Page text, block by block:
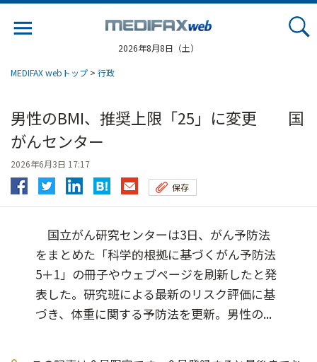
2026年8月8日（土）
MEDIFAX webトップ > 行政
男性のBMI、推奨上限「25」に変更 国
がんセンター
2026年6月3日 17:17
保存
国立がん研究センターは3日、がん予防法
をまとめた「科学的根拠に基づくがん予防法
5＋1」の冊子やウェブページを刷新したと発
表した。研究班による最新のリスク評価に基
づき、体重に関する予防法を更新。男性の...